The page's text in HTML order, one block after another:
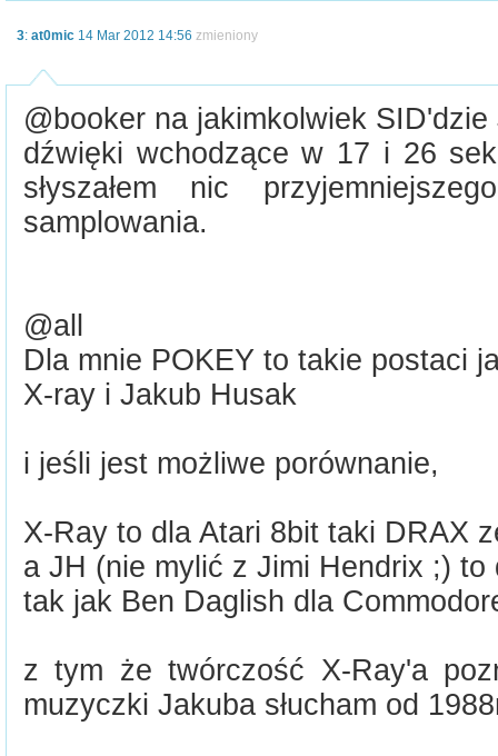
3: at0mic 14 Mar 2012 14:56 zmieniony
@booker na jakimkolwiek
dźwięki wchodzące w 17 i 26
słyszałem nic
samplowania.
@all
Dla mnie POKEY to takie postaci
X-ray i Jakub Husak
i jeśli jest możliwe porównanie,
X-Ray to dla Atari 8bit taki DRAX
a JH (nie mylić z Jimi Hendrix ;) to
tak jak Ben Daglish dla
z tym że twórczość X-Ray'a
muzyczki Jakuba słucham od